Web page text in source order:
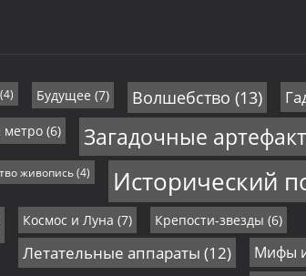
(4) Будущее (7) Волшебство (13)
метро(6) Загадочные
живопись(4) Исторический
Космос и Луна (7) Крепости-звезды (6)
Летательные аппараты (12) Мифы